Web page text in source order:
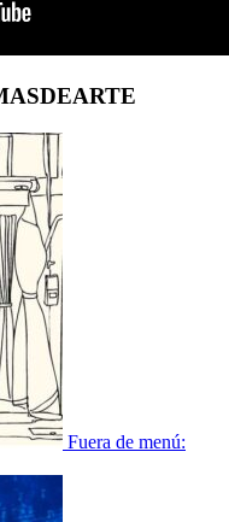
Fuera de menú: